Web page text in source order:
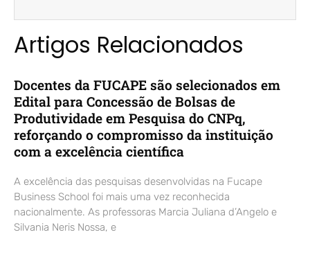
Artigos Relacionados
Docentes da FUCAPE são selecionados em
Edital para Concessão de Bolsas de
Produtividade em Pesquisa do CNPq,
reforçando o compromisso da instituição
com a excelência científica
A excelência das pesquisas desenvolvidas na Fucape
Business School foi mais uma vez reconhecida
nacionalmente. As professoras Marcia Juliana d’Angelo e
Silvania Neris Nossa, e